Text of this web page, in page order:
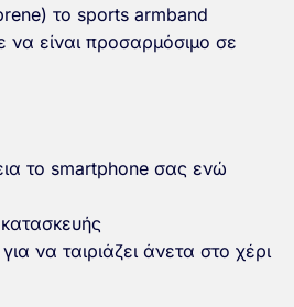
το sports armband
να είναι προσαρμόσιμο σε
το smartphone σας ενώ
να ταιριάζει άνετα στο χέρι